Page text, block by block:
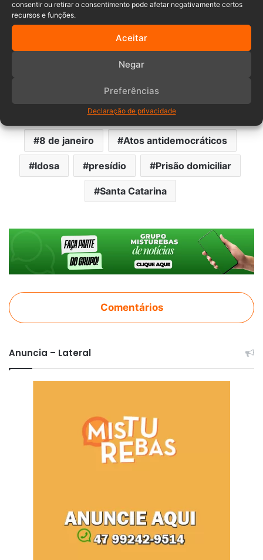
consentir ou retirar o consentimento pode afetar negativamente certos
recursos e funções.
Aceitar
Negar
Preferências
Declaração de privacidade
8 de janeiro Atos antidemocráticos
Idosa presídio Prisão domiciliar
Santa Catarina
Comentários
Anuncia – Lateral